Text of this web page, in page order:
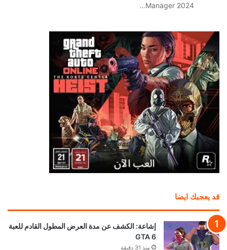
Manager 2024…
قد يعجبك ايضا
إشاعة: الكشف عن مدة العرض المطول القادم للعبة
GTA 6
منذ 31 دقيقة